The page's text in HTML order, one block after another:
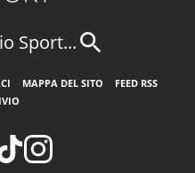
Sport...
MAPPA DEL SITO
FEED RSS